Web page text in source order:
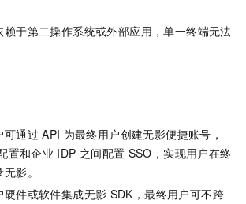
赖于第二操作系统或外部应用，单一终端无法
可通过 API 为最终用户创建无影便捷账号，
置和企业 IDP 之间配置 SSO，实现用户在终
影。
硬件或软件集成无影 SDK，最终用户可不跨